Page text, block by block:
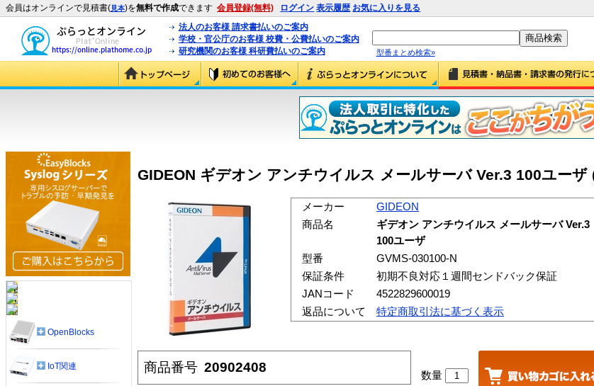
会員はオンラインで見積書(見本)を無料で作成できます 会員登録(無料) ログイン 表示履歴 お気に入りを見る
法人のお客様 請求書払いのご案内
学校・官公庁のお客様 校費・公費払いのご案内
研究機関のお客様 科研費払いのご案内
型番まとめ検索»
GIDEON ギデオン アンチウイルス メールサーバ Ver.3 100ユーザ
メーカー
GIDEON
商品名
ギデオン アンチウイルス メールサーバ Ver.3
100ユーザ
型番
GVMS-030100-N
保証条件
初期不良対応１週間センドバック保証
JANコード
4522829600019
返品について
特定商取引法に基づく表示
商品番号 20902408
数量
OpenBlocks
IoT関連